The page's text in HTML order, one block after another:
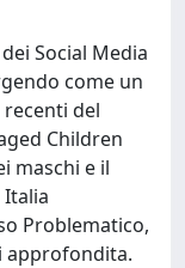
Social Media
come un
del
Children
maschi e il
Italia
Problematico,
approfondita.